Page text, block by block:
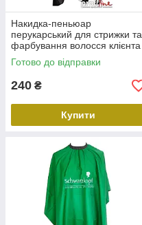
Накидка-пеньюар
перукарський для стрижки та
фарбування волосся клієнта
Ножиці барбера 120х130 см
чорно-білий
Готово до відправки
240 ₴
Купити